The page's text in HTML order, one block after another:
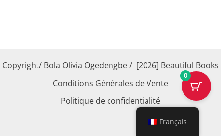
Copyright/ Bola Olivia Ogedengbe / [2026] Beautiful Books
Conditions Générales de Vente
Politique de confidentialité
Français
0